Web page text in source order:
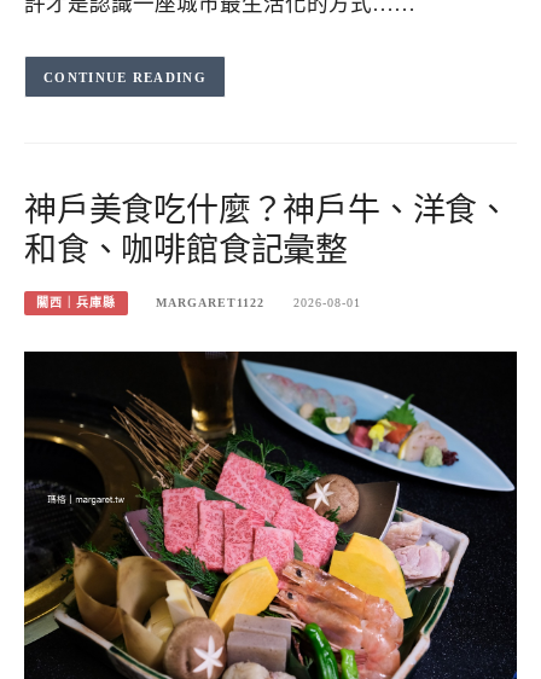
CONTINUE READING
神戶美食吃什麼？神戶牛、洋食、
和食、咖啡館食記彙整
關西｜兵庫縣 MARGARET1122 2026-08-01